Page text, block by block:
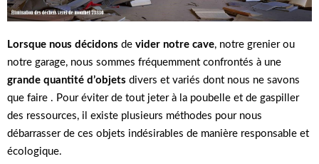
Lorsque nous décidons de vider notre cave, notre grenier ou
notre garage, nous sommes fréquemment confrontés à une
grande quantité d’objets divers et variés dont nous ne savons
que faire . Pour éviter de tout jeter à la poubelle et de gaspiller
des ressources, il existe plusieurs méthodes pour nous
débarrasser de ces objets indésirables de manière responsable et
écologique.